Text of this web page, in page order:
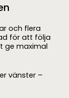
och flera
för att följa
ge maximal
vänster –